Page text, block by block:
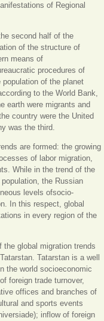
of Regional
second half of the
of the structure of
means of
procedures of
of the planet
to the World Bank,
earth were migrants and
country were the United
was the third.
are formed: the growing
of labor migration,
While in the trend of the
the Russian
levels ofsocio-
In this respect, global
in every region of the
global migration trends
Tatarstan is a well
the world socioeconomic
foreign trade turnover,
offices and branches of
and sports events
inflow of foreign